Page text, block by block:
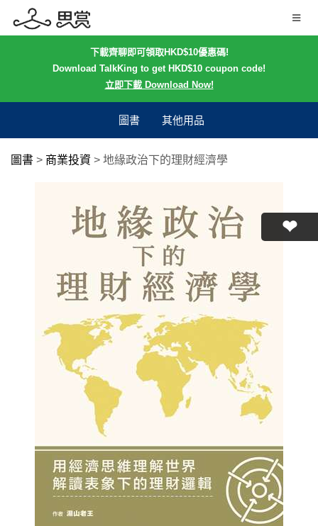
下載齊聊即可領取HKD$10優惠碼!
Download TalkKing to get HKD$10 coupon code!
立即下載 Download Now!
圖書 其他用品
圖書 > 商業投資 > 地緣政治下的理財經濟學